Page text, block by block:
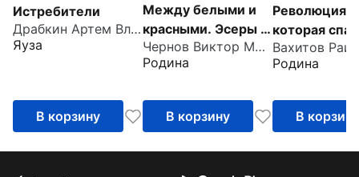
Истребители
Драбкин Артем Владимирович
Яуза
В корзину
Между белыми и
красными. Эсеры в
революции
Чернов Виктор Михайлович
Родина
В корзину
Революция,
которая
Россию
Родина
В корзину